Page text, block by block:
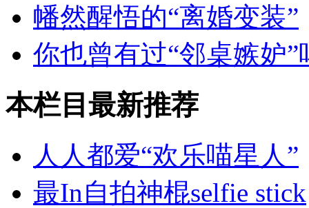
幡然醒悟的“离婚变装”
你也曾有过“邻桌嫉妒”
本栏目最新推荐
人人都爱“欢乐喵星人”
最In自拍神棍selfie stick